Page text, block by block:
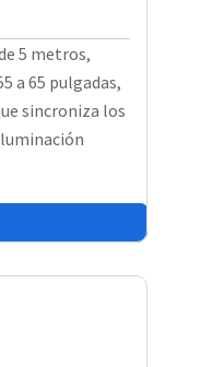
5 metros,
a 65 pulgadas,
sincroniza los